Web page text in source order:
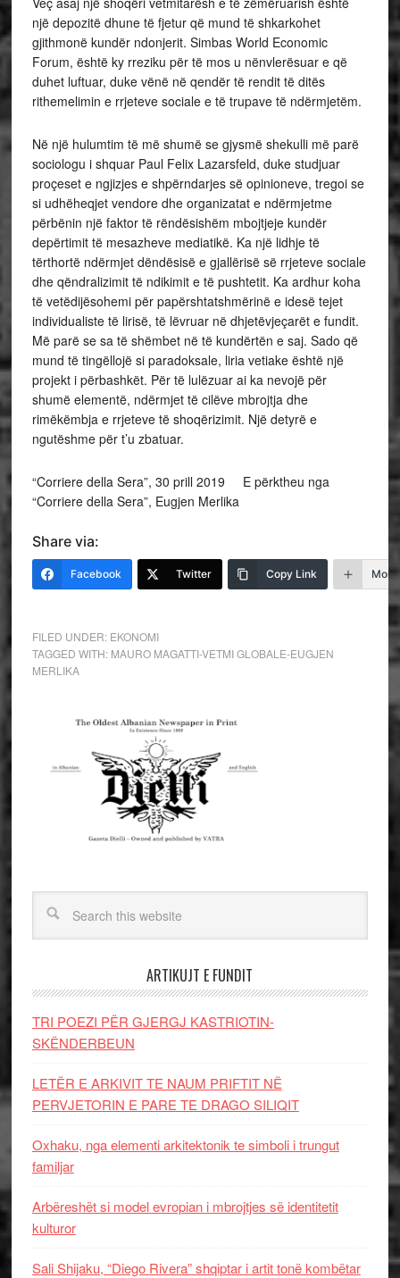
një depozitë dhune të fjetur që mund të shkarkohet
gjithmonë kundër ndonjerit. Simbas World Economic
Forum, është ky rreziku për të mos u nënvlerësuar e që
duhet luftuar, duke vënë në qendër të rendit të ditës
rithemelimin e rrjeteve sociale e të trupave të ndërmjetëm.
Në një hulumtim të më shumë se gjysmë shekulli më parë
sociologu i shquar Paul Felix Lazarsfeld, duke studjuar
proçeset e ngjizjes e shpërndarjes së opinioneve, tregoi se
si udhëheqjet vendore dhe organizatat e ndërmjetme
përbënin një faktor të rëndësishëm mbojtjeje kundër
depërtimit të mesazheve mediatikë. Ka një lidhje të
tërthortë ndërmjet dëndësisë e gjallërisë së rrjeteve sociale
dhe qëndralizimit të ndikimit e të pushtetit. Ka ardhur koha
të vetëdijësohemi për papërshtatshmërinë e idesë tejet
individualiste të lirisë, të lëvruar në dhjetëvjeçarët e fundit.
Më parë se sa të shëmbet në të kundërtën e saj. Sado që
mund të tingëllojë si paradoksale, liria vetiake është një
projekt i përbashkët. Për të lulëzuar ai ka nevojë për
shumë elementë, ndërmjet të cilëve mbrojtja dhe
rimëkëmbja e rrjeteve të shoqërizimit. Një detyrë e
ngutëshme për t’u zbatuar.
“Corriere della Sera”, 30 prill 2019 E përktheu nga
“Corriere della Sera”, Eugjen Merlika
Share via:
Facebook Twitter Copy Link More
FILED UNDER: EKONOMI
TAGGED WITH: MAURO MAGATTI-VETMI GLOBALE-EUGJEN
MERLIKA
ARTIKUJT E FUNDIT
TRI POEZI PËR GJERGJ KASTRIOTIN-
SKËNDERBEUN
LETËR E ARKIVIT TE NAUM PRIFTIT NË
PERVJETORIN E PARE TE DRAGO SILIQIT
Oxhaku, nga elementi arkitektonik te simboli i trungut
familjar
Arbëreshët si model evropian i mbrojtjes së identitetit
kulturor
Sali Shijaku, “Diego Rivera” shqiptar i artit tonë kombëtar